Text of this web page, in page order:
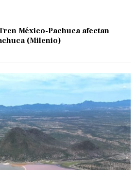
México-Pachuca afectan
(Milenio)